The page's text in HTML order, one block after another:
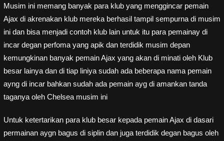
Musim ini memang banyak para klub yang menggincar pemain
Ajax di akrenakan klub mereka berhasil tampil sempurna di musim
ini dan bisa menjadi contoh klub lain untuk itu para pemainay di
incar degan perfoma yang apik dan terdidik musim depan
kemungkinan banyak pemain Ajax yang akan di minati oleh Klub
besar lainya dan di tiap liniya sudah ada beberapa nama pemain
ayng di incar bahkan sudah ada pemain ayg di amankan tanda
taganya oleh Chelsea musim ini
Untuk ketertarikan para klub besar kepada pemain Ajax di dasari
permainan aygn bagus di siplin dan juga terdidik degan bagus oleh